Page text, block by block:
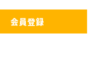
会員登録